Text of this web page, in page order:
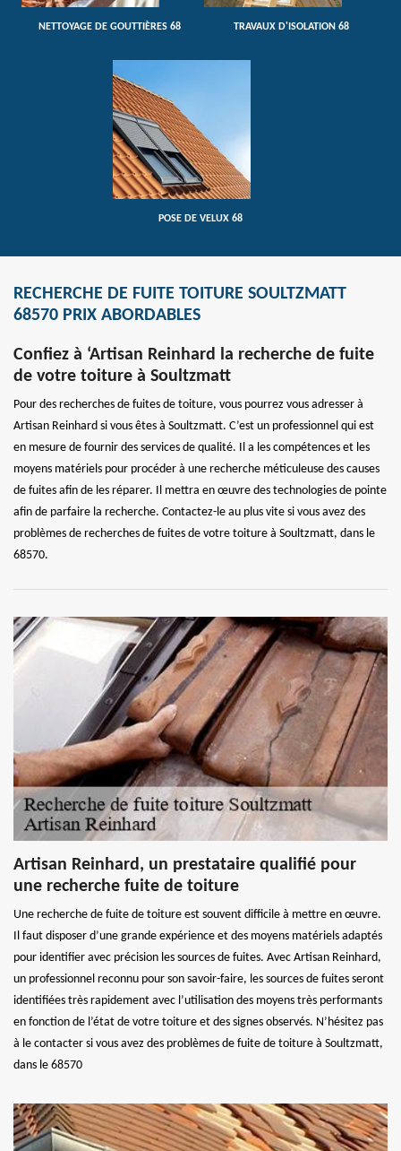
NETTOYAGE DE GOUTTIÈRES 68 TRAVAUX D'ISOLATION 68
POSE DE VELUX 68
RECHERCHE DE FUITE TOITURE SOULTZMATT
68570 PRIX ABORDABLES
Confiez à ‘Artisan Reinhard la recherche de fuite
de votre toiture à Soultzmatt
Pour des recherches de fuites de toiture, vous pourrez vous adresser à
Artisan Reinhard si vous êtes à Soultzmatt. C’est un professionnel qui est
en mesure de fournir des services de qualité. Il a les compétences et les
moyens matériels pour procéder à une recherche méticuleuse des causes
de fuites afin de les réparer. Il mettra en œuvre des technologies de pointe
afin de parfaire la recherche. Contactez-le au plus vite si vous avez des
problèmes de recherches de fuites de votre toiture à Soultzmatt, dans le
68570.
Artisan Reinhard, un prestataire qualifié pour
une recherche fuite de toiture
Une recherche de fuite de toiture est souvent difficile à mettre en œuvre.
Il faut disposer d’une grande expérience et des moyens matériels adaptés
pour identifier avec précision les sources de fuites. Avec Artisan Reinhard,
un professionnel reconnu pour son savoir-faire, les sources de fuites seront
identifiées très rapidement avec l’utilisation des moyens très performants
en fonction de l’état de votre toiture et des signes observés. N’hésitez pas
à le contacter si vous avez des problèmes de fuite de toiture à Soultzmatt,
dans le 68570